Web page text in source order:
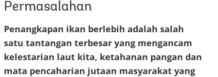
Permasalahan
Penangkapan ikan berlebih adalah salah
satu tantangan terbesar yang mengancam
kelestarian laut kita, ketahanan pangan dan
mata pencaharian jutaan masyarakat yang